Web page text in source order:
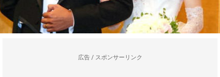
広告 / スポンサーリンク